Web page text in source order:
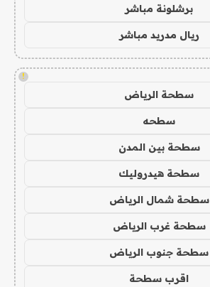
برشلونة مباشر
ريال مدريد مباشر
!
سطحة الرياض
سطحه
سطحة بين المدن
سطحة هيدروليك
سطحة شمال الرياض
سطحة غرب الرياض
سطحة جنوب الرياض
اقرب سطحة